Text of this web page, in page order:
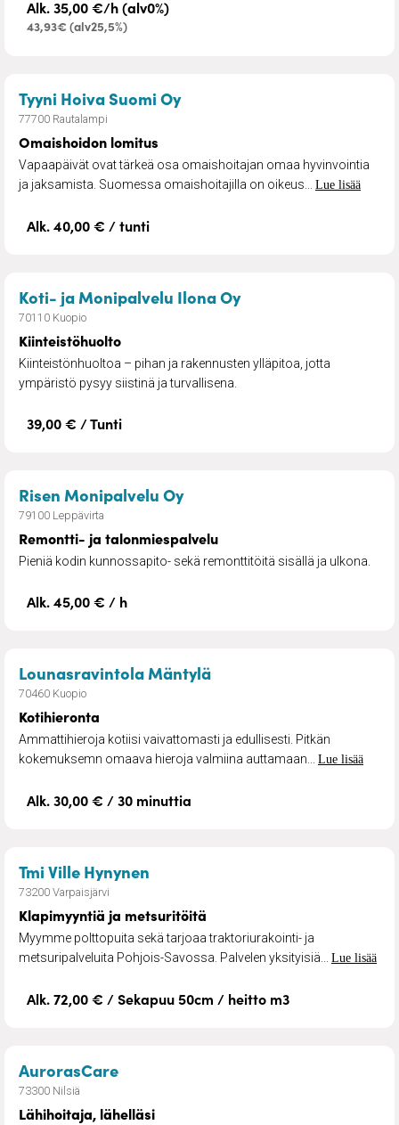
Alk. 35,00 €/h (alv0%)
43,93€ (alv25,5%)
Tyyni Hoiva Suomi Oy– Omaishoidon lomitus
77700 Rautalampi
Omaishoidon lomitus
Vapaapäivät ovat tärkeä osa omaishoitajan omaa hyvinvointia
ja jaksamista. Suomessa omaishoitajilla on oikeus... Lue lisää
Alk. 40,00 € / tunti
Koti- ja Monipalvelu Ilona Oy– Kiinteistöhuolto
70110 Kuopio
Kiinteistöhuolto
Kiinteistönhuoltoa – pihan ja rakennusten ylläpitoa, jotta
ympäristö pysyy siistinä ja turvallisena.
39,00 € / Tunti
Risen Monipalvelu Oy– Remontti- ja
79100 Leppävirta
Remontti- ja talonmiespalvelu
Pieniä kodin kunnossapito- sekä remonttitöitä sisällä ja ulkona.
Alk. 45,00 € / h
Lounasravintola Mäntylä– Kotihieronta
70460 Kuopio
Kotihieronta
Ammattihieroja kotiisi vaivattomasti ja edullisesti. Pitkän
kokemuksemn omaava hieroja valmiina auttamaan... Lue lisää
Alk. 30,00 € / 30 minuttia
Tmi Ville Hynynen
73200 Varpaisjärvi
Klapimyyntiä ja metsuritöitä
Myymme polttopuita sekä tarjoaa traktoriurakointi- ja
metsuripalveluita Pohjois-Savossa. Palvelen yksityisiä... Lue lisää
Alk. 72,00 € / Sekapuu 50cm / heitto m3
AurorasCare– Lähihoitaja, lähelläsi
73300 Nilsiä
Lähihoitaja, lähelläsi